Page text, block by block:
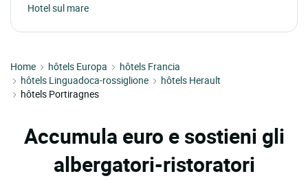
Hotel sul mare
Home hôtels Europa
hôtels Francia
hôtels Linguadoca-rossiglione
hôtels Herault
hôtels Portiragnes
Accumula euro e sostieni gli
albergatori-ristoratori